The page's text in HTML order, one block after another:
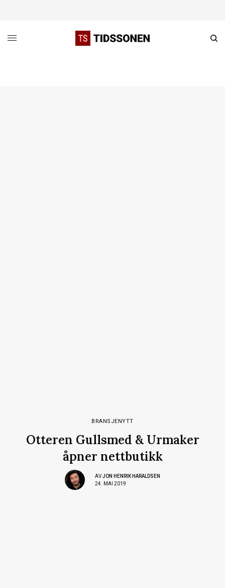
BRANSJENYTT
Otteren Gullsmed & Urmaker
åpner nettbutikk
AVJON HENRIK HARALDSEN
24. MAI 2019